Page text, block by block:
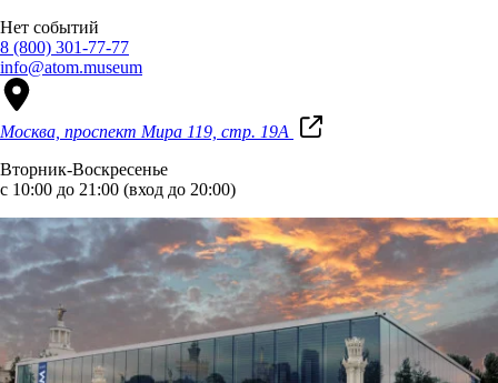
Нет событий
8 (800) 301-77-77
info@atom.museum
Москва, проспект Мира 119, стр. 19А
Вторник-Воскресенье
с 10:00 до 21:00 (вход до 20:00)